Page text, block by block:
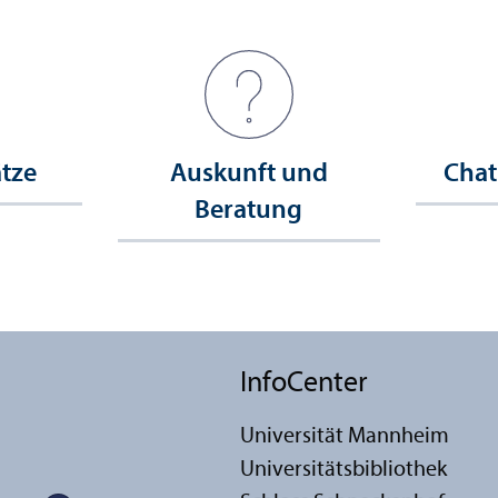
Auskunft und
Beratung
InfoCenter
Universität Mannheim
Universitäts­bibliothek